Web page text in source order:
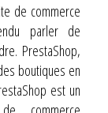
de commerce
parler de
PrestaShop,
boutiques en
est un